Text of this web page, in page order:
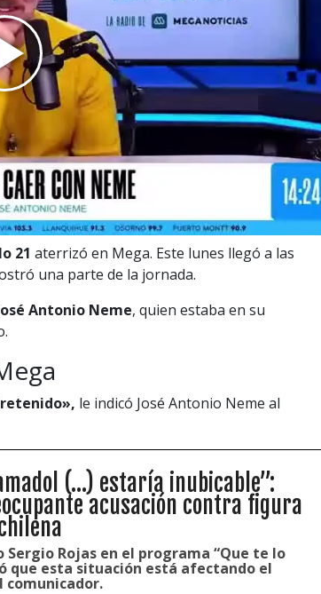
21 aterrizó en Mega. Este lunes llegó a las
una parte de la jornada.
Antonio Neme, quien estaba en su
le indicó José Antonio Neme al
(…) estaría inubicable”:
acusación contra figura
Sergio Rojas en el programa “Que te lo
que esta situación está afectando el
comunicador.